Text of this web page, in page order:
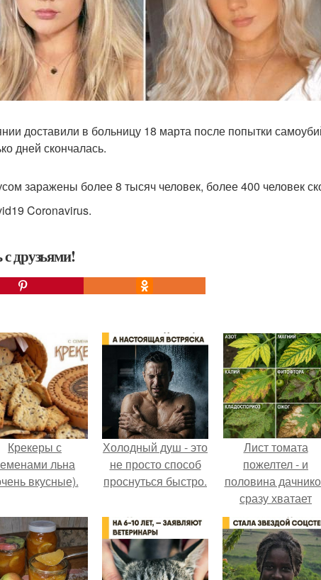
доставили в больницу 18 марта после попытки
дней скончалась.
заражены более 8 тысяч человек, более 400 человек
Coronavirus.
друзьями!
Крекеры с
льна
вкусные).
Холодный душ - это
не просто способ
проснуться быстро.
Лист томата
пожелтел - и
половина
сразу хватает
удобрение.